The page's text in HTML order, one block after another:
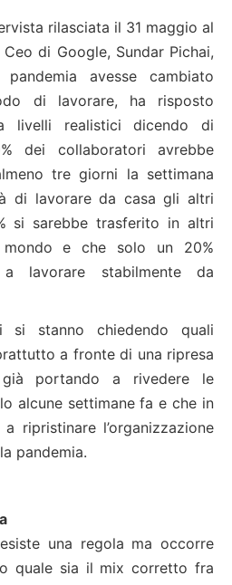
rilasciata il 31 maggio al
Ceo di Google, Sundar Pichai,
avesse cambiato
di lavorare, ha risposto
livelli realistici dicendo di
dei collaboratori avrebbe
tre giorni la settimana
di lavorare da casa gli altri
si sarebbe trasferito in altri
e che solo un 20%
lavorare stabilmente da
si stanno chiedendo quali
a fronte di una ripresa
portando a rivedere le
alcune settimane fa e che in
ripristinare l’organizzazione
pandemia.
una regola ma occorre
quale sia il mix corretto fra